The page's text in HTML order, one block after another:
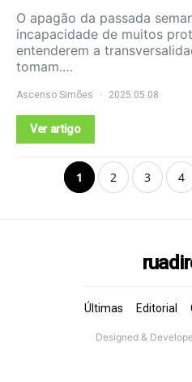
O apagão da passada
incapacidade de muitos
entenderem a
tomam.…
Ascenso Simões 2025.05.08
Ver artigo
1 2 3 4
Últimas Editorial
Designed &